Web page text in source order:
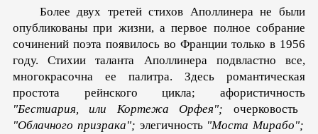
Более двух третей стихов Аполлинера не были
опубликованы при жизни, а первое полное собрание
сочинений поэта появилось во Франции только в 1956
году. Стихии таланта Аполлинера подвластно все,
многокрасочна ее палитра. Здесь романтическая
простота рейнского цикла; афористичность
"Бестиария, или Кортежа Орфея"; очерковость
"Облачного призрака"; элегичность"Моста Мирабо";